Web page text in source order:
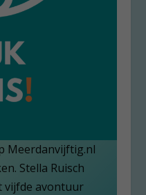
Meerdanvijftig.nl
Stella Ruisch
vijfde avontuur